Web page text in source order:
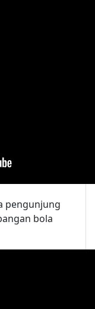
pengunjung
bola